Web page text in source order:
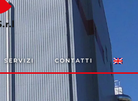
SERVIZI CONTATTI